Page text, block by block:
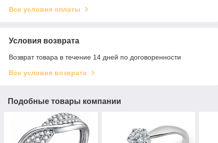
Все условия оплаты
Условия возврата
Возврат товара в течение 14 дней по договоренности
Все условия возврата
Подобные товары компании